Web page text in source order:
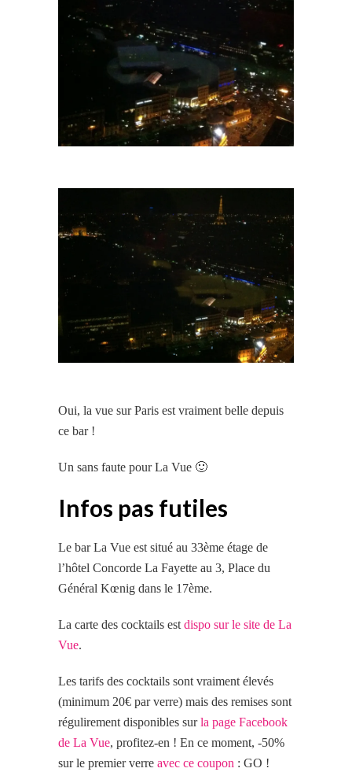
Oui, la vue sur Paris est vraiment belle depuis
ce bar !
Un sans faute pour La Vue 🙂
Infos pas futiles
Le bar La Vue est situé au 33ème étage de
l’hôtel Concorde La Fayette au 3, Place du
Général Kœnig dans le 17ème.
La carte des cocktails est dispo sur le site de La
Vue.
Les tarifs des cocktails sont vraiment élevés
(minimum 20€ par verre) mais des remises sont
régulirement disponibles surla page Facebook
de La Vue, profitez-en ! En ce moment, -50%
sur le premier verre avec ce coupon : GO !